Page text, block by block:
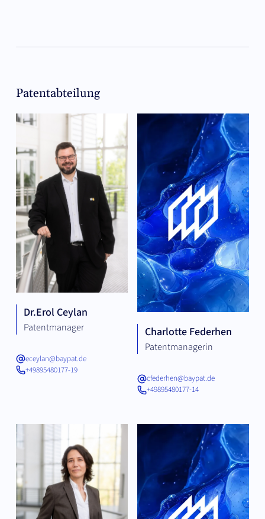
Patentabteilung
Dr.Erol Ceylan
Patentmanager
eceylan@baypat.de
+49895480177-19
Charlotte Federhen
Patentmanagerin
cfederhen@baypat.de
+49895480177-14